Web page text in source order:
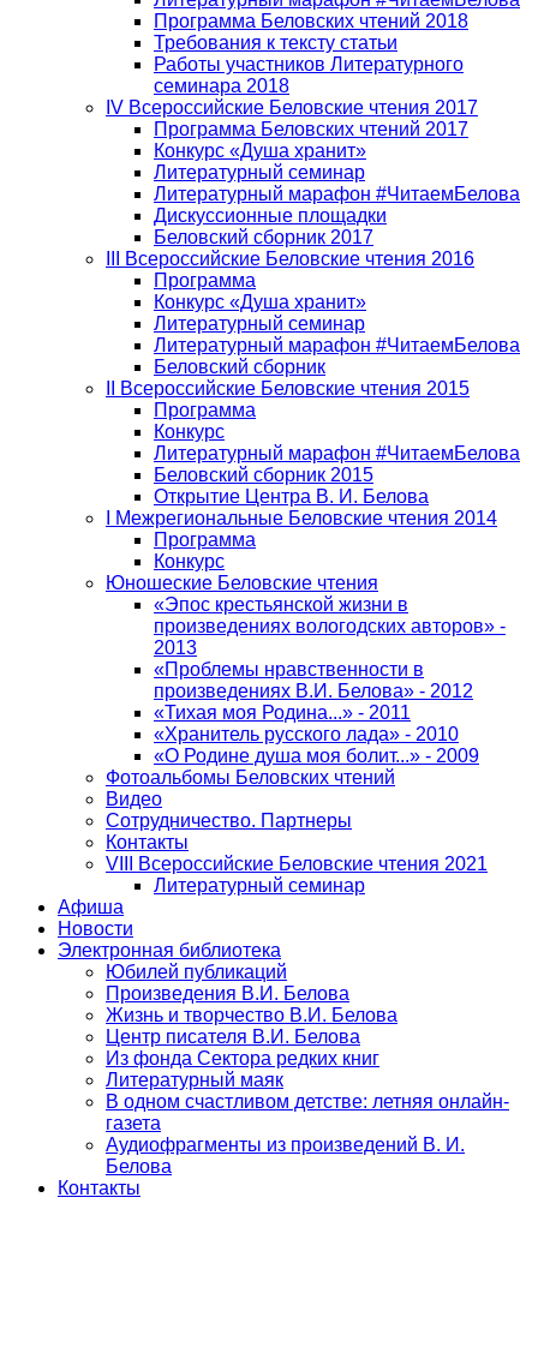
Программа Беловских чтений 2018
Требования к тексту статьи
Работы участников Литературного
семинара 2018
IV Всероссийские Беловские чтения 2017
Программа Беловских чтений 2017
Конкурс «Душа хранит»
Литературный семинар
Литературный марафон #ЧитаемБелова
Дискуссионные площадки
Беловский сборник 2017
III Всероссийские Беловские чтения 2016
Программа
Конкурс «Душа хранит»
Литературный семинар
Литературный марафон #ЧитаемБелова
Беловский сборник
II Всероссийские Беловские чтения 2015
Программа
Конкурс
Литературный марафон #ЧитаемБелова
Беловский сборник 2015
Открытие Центра В. И. Белова
I Межрегиональные Беловские чтения 2014
Программа
Конкурс
Юношеские Беловские чтения
«Эпос крестьянской жизни в
произведениях вологодских авторов» -
2013
«Проблемы нравственности в
произведениях В.И. Белова» - 2012
«Тихая моя Родина...» - 2011
«Хранитель русского лада» - 2010
«О Родине душа моя болит...» - 2009
Фотоальбомы Беловских чтений
Видео
Сотрудничество. Партнеры
Контакты
VIII Всероссийские Беловские чтения 2021
Литературный семинар
Афиша
Новости
Электронная библиотека
Юбилей публикаций
Произведения В.И. Белова
Жизнь и творчество В.И. Белова
Центр писателя В.И. Белова
Из фонда Сектора редких книг
Литературный маяк
В одном счастливом детстве: летняя онлайн-
газета
Аудиофрагменты из произведений В. И.
Белова
Контакты